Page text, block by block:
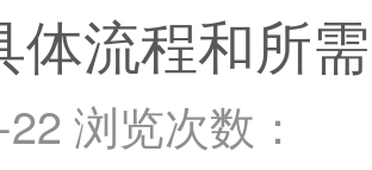
流程和所
浏览次数：